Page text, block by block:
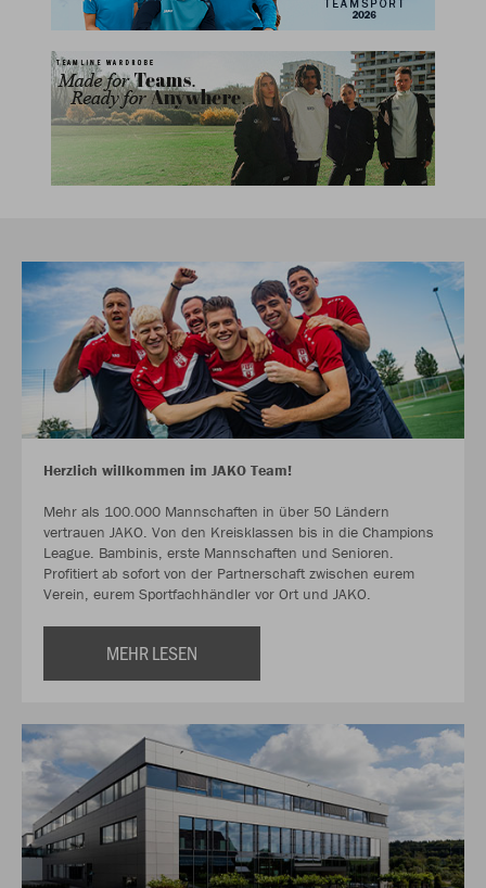
Herzlich willkommen im JAKO Team!
Mehr als 100.000 Mannschaften in über 50 Ländern
vertrauen JAKO. Von den Kreisklassen bis in die Champions
League. Bambinis, erste Mannschaften und Senioren.
Profitiert ab sofort von der Partnerschaft zwischen eurem
Verein, eurem Sportfachhändler vor Ort und JAKO.
MEHR LESEN